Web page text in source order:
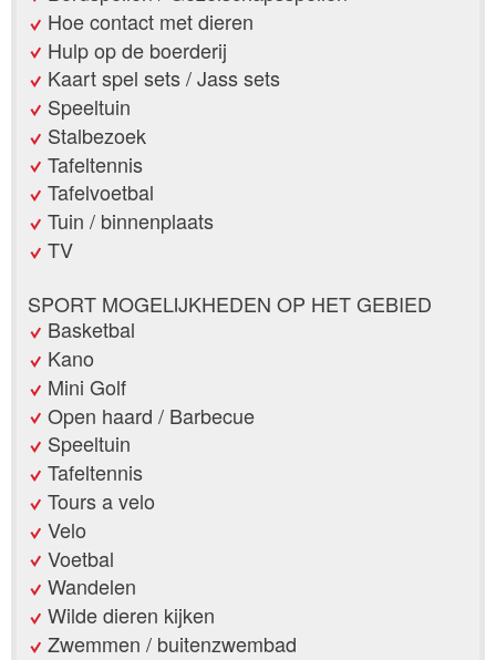
Hoe contact met dieren
Hulp op de boerderij
Kaart spel sets / Jass sets
Speeltuin
Stalbezoek
Tafeltennis
Tafelvoetbal
Tuin / binnenplaats
TV
SPORT MOGELIJKHEDEN OP HET GEBIED
Basketbal
Kano
Mini Golf
Open haard / Barbecue
Speeltuin
Tafeltennis
Tours a velo
Velo
Voetbal
Wandelen
Wilde dieren kijken
Zwemmen / buitenzwembad